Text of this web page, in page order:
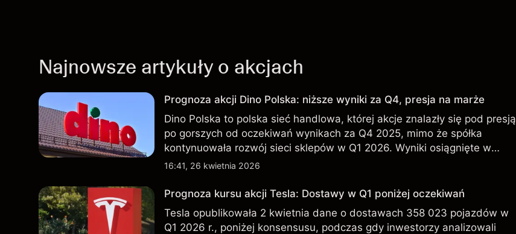
Najnowsze artykuły o akcjach
Prognoza akcji Dino Polska: niższe wyniki za Q4, presja na marże
Dino Polska to polska sieć handlowa, której akcje znalazły się pod presją
po gorszych od oczekiwań wynikach za Q4 2025, mimo że spółka
kontynuowała rozwój sieci sklepów w Q1 2026. Wyniki osiągnięte w
przeszłości nie są wiarygodnym wskaźnikiem przyszłych rezultatów.
16:41, 26 kwietnia 2026
Prognoza kursu akcji Tesla: Dostawy w Q1 poniżej oczekiwań
Tesla opublikowała 2 kwietnia dane o dostawach 358 023 pojazdów w
Q1 2026 r., poniżej konsensusu, podczas gdy inwestorzy analizowali